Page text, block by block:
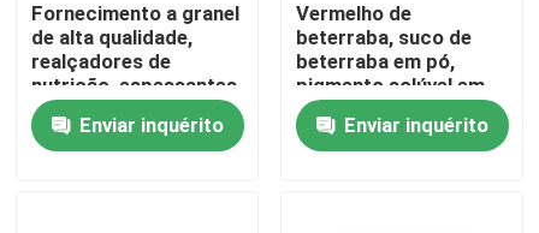
Fornecimento a granel
de alta qualidade,
realçadores de
nutrição, espessantes,
estabilizadores CAS
(9002-18-0) Pó de
Agar de Grau
Enviar inquérito
Vermelho de
beterraba, suco de
beterraba em pó,
pigmento solúvel em
água, betaína, aditivo
alimentar, corante,
extrato de beterraba
Enviar inquérito